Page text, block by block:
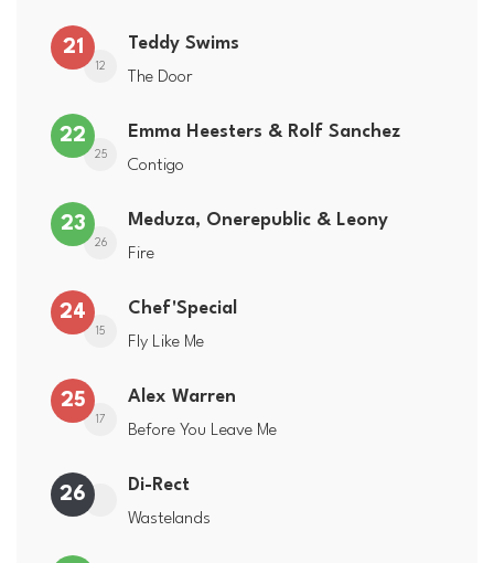
21
12
Teddy Swims
The Door
22
25
Emma Heesters & Rolf Sanchez
Contigo
23
26
Meduza, Onerepublic & Leony
Fire
24
15
Chef'Special
Fly Like Me
25
17
Alex Warren
Before You Leave Me
26 Di-Rect
Wastelands